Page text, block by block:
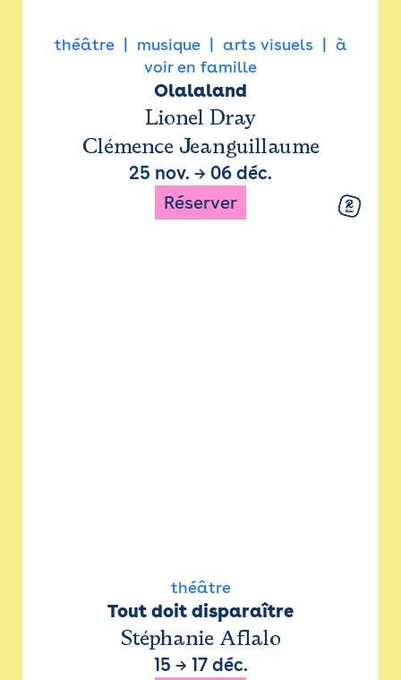
théâtre musique arts visuels
à
voir en famille
Olalaland
Lionel Dray
Clémence Jeanguillaume
25 nov. → 06 déc.
Réserver
théâtre
Tout doit disparaître
Stéphanie Aflalo
15 → 17 déc.